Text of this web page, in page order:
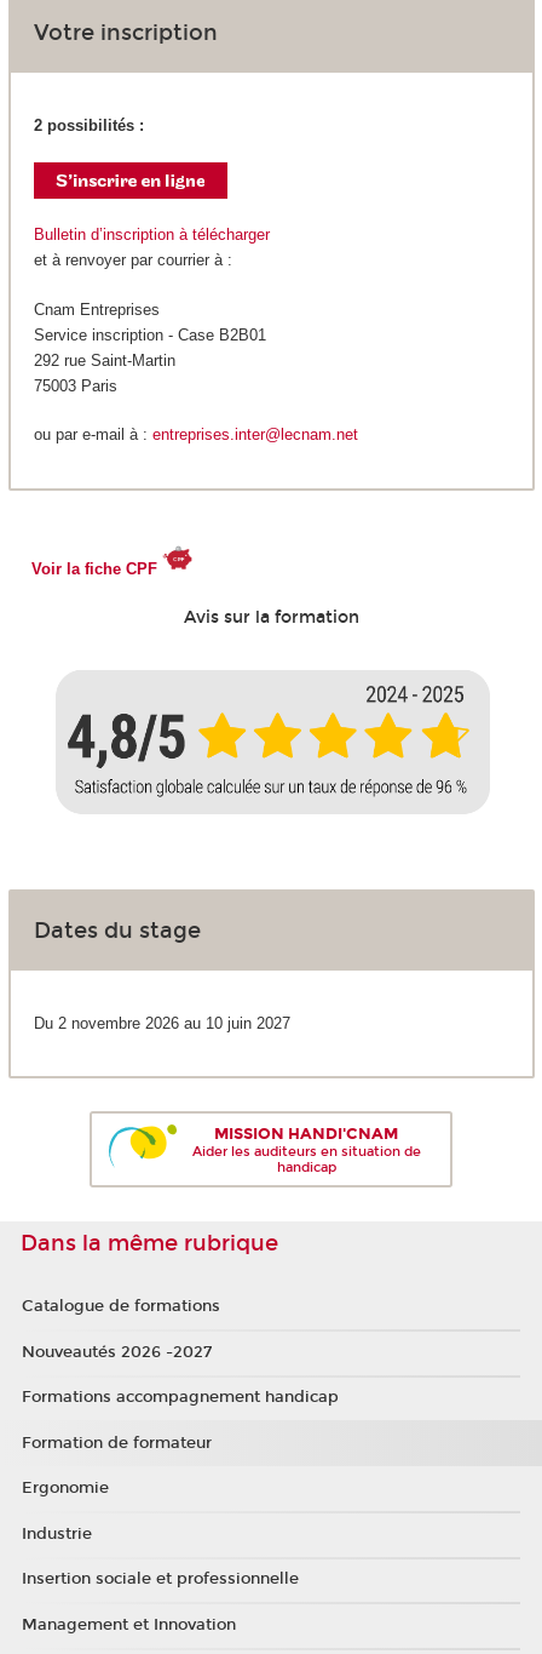
Votre inscription
2 possibilités :
Bulletin d’inscription à télécharger
et à renvoyer par courrier à :
Cnam Entreprises
Service inscription - Case B2B01
292 rue Saint-Martin
75003 Paris
ou par e-mail à : entreprises.inter@lecnam.net
Voir la fiche CPF
Avis sur la formation
Dates du stage
Du 2 novembre 2026 au 10 juin 2027
MISSION HANDI'CNAM
Aider les auditeurs en situation de
handicap
Dans la même rubrique
Catalogue de formations
Nouveautés 2026 -2027
Formations accompagnement handicap
Formation de formateur
Ergonomie
Industrie
Insertion sociale et professionnelle
Management et Innovation